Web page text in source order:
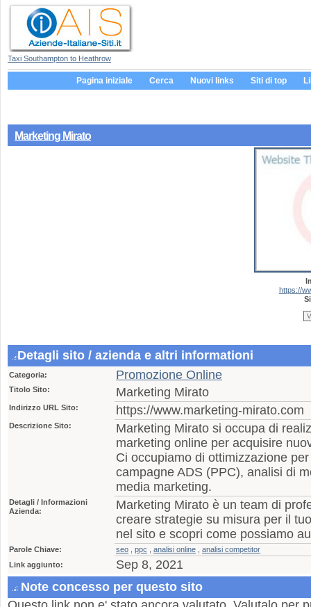
Taxi Southampton to Heathrow
Pagina iniziale Cerca Nuovi links Siti di top
Marketing Mirato
https://
Detagli sito / azienda e altri informationi
Categoria: Promozione Online
Titolo Sito: Marketing Mirato
Indirizzo URL Sito: https://www.marketing-mirato.com
Descrizione Sito:
Marketing Mirato si occupa di
marketing online per acquisire
Ci occupiamo di ottimizzazione
campagne ADS (PPC), analisi di
media marketing.
Detagli / Informazioni
Azienda:
Marketing Mirato è un team di
creare strategie su misura per il
nel sito e scopri come possiamo
Parole Chiave: seo ppc analisi online
analisi competitor
Link aggiunto:
Sep 8, 2021
Note concesso per questo sito